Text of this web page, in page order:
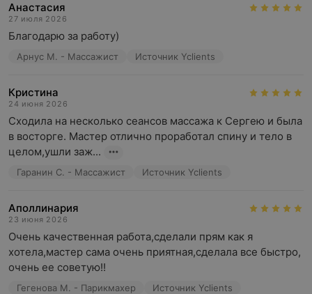
Анастасия
27 июля 2026
Благодарю за работу)
Арнус М. - Массажист Источник Yclients
Кристина
24 июня 2026
Сходила на несколько сеансов массажа к Сергею и была
в восторге. Мастер отлично проработал спину и тело в
целом,ушли заж...
Гаранин С. - Массажист Источник Yclients
Аполлинария
23 июня 2026
Очень качественная работа,сделали прям как я
хотела,мастер сама очень приятная,сделала все быстро,
очень ее советую!!
Гегенова М. - Парикмахер Источник Yclients